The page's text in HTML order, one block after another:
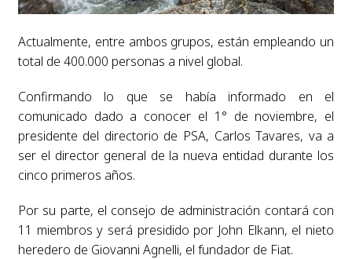
Actualmente, entre ambos grupos, están empleando un
total de 400.000 personas a nivel global.
Confirmando lo que se había informado en el
comunicado dado a conocer el 1° de noviembre, el
presidente del directorio de PSA, Carlos Tavares, va a
ser el director general de la nueva entidad durante los
cinco primeros años.
Por su parte, el consejo de administración contará con
11 miembros y será presidido por John Elkann, el nieto
heredero de Giovanni Agnelli, el fundador de Fiat.